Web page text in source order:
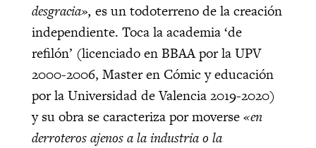
desgracia», es un todoterreno de la creación
independiente. Toca la academia ‘de
refilón’ (licenciado en BBAA por la UPV
2000-2006, Master en Cómic y educación
por la Universidad de Valencia 2019-2020)
y su obra se caracteriza por moverse«en
derroteros ajenos a la industria o la